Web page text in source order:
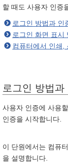
할 때도 사용자 인증
로그인 방법과 인
로그인 화면 표시
컴퓨터에서 인쇄,
로그인 방법
사용자 인증에 사용
인증을 시작합니다.
이 단원에서는 컴퓨
을 설명합니다.